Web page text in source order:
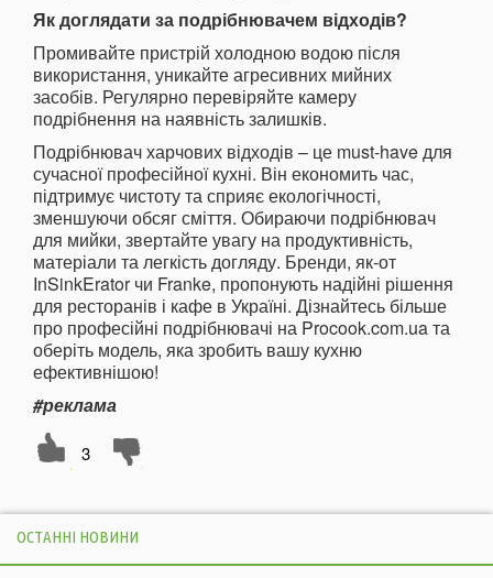
Як доглядати за подрібнювачем відходів?
Промивайте пристрій холодною водою після
використання, уникайте агресивних мийних
засобів. Регулярно перевіряйте камеру
подрібнення на наявність залишків.
Подрібнювач харчових відходів – це must-have для
сучасної професійної кухні. Він економить час,
підтримує чистоту та сприяє екологічності,
зменшуючи обсяг сміття. Обираючи подрібнювач
для мийки, звертайте увагу на продуктивність,
матеріали та легкість догляду. Бренди, як-от
InSinkErator чи Franke, пропонують надійні рішення
для ресторанів і кафе в Україні. Дізнайтесь більше
про професійні подрібнювачі на Procook.com.ua та
оберіть модель, яка зробить вашу кухню
ефективнішою!
#реклама
3
ОСТАННІ НОВИНИ